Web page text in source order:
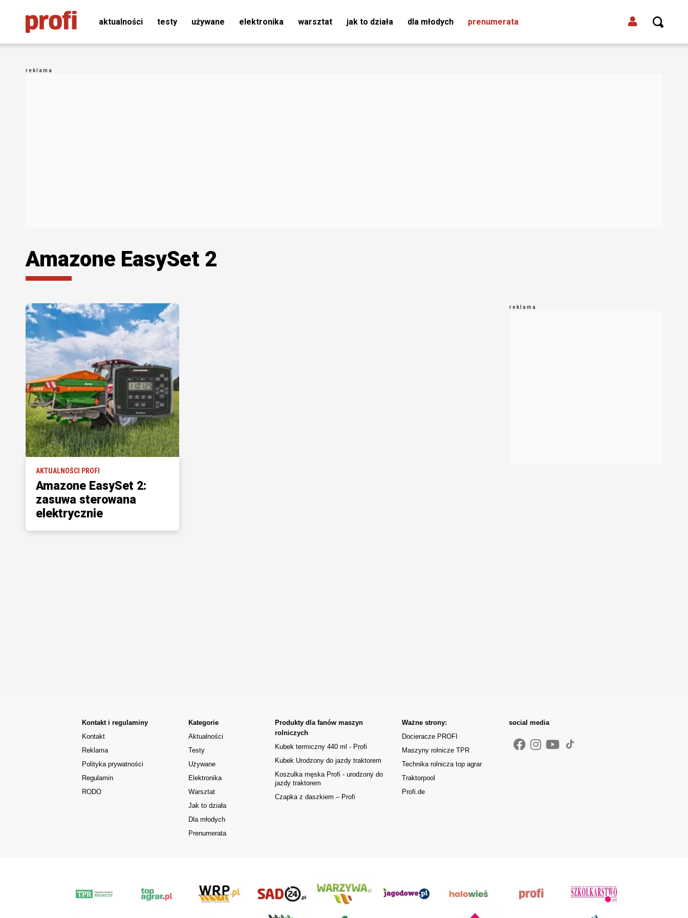
aktualności testy używane elektronika warsztat jak to działa dla młodych prenumerata
Amazone EasySet 2
AKTUALNOŚCI PROFI
Amazone EasySet 2:
zasuwa sterowana
elektrycznie
Kontakt i regulaminy
Kontakt
Reklama
Polityka prywatności
Regulamin
RODO
Kategorie
Aktualności
Testy
Używane
Elektronika
Warsztat
Jak to działa
Dla młodych
Prenumerata
Produkty dla fanów maszyn
rolniczych
Kubek termiczny 440 ml - Profi
Kubek Urodzony do jazdy traktorem
Koszulka męska Profi - urodzony do
jazdy traktorem
Czapka z daszkiem – Profi
Ważne strony:
Docieracze PROFI
Maszyny rolnicze TPR
Technika rolnicza top agrar
Traktorpool
Profi.de
social media